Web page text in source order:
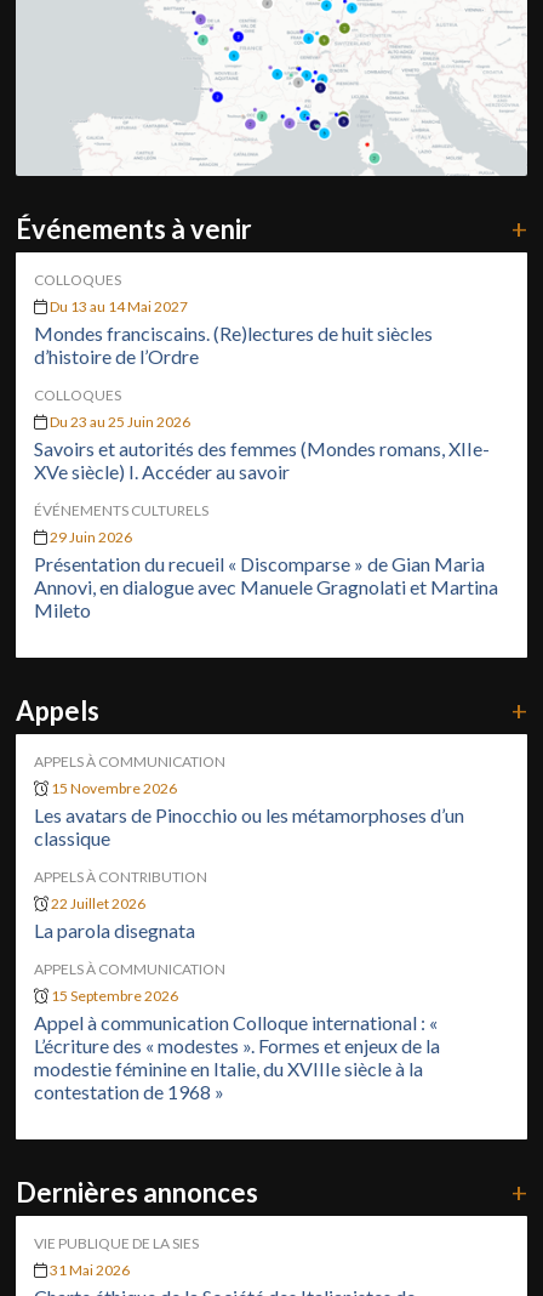
Événements à venir +
COLLOQUES
Du 13 au 14 Mai 2027
Mondes franciscains. (Re)lectures de huit siècles
d’histoire de l’Ordre
COLLOQUES
Du 23 au 25 Juin 2026
Savoirs et autorités des femmes (Mondes romans, XIIe-
XVe siècle) I. Accéder au savoir
ÉVÉNEMENTS CULTURELS
29 Juin 2026
Présentation du recueil « Discomparse » de Gian Maria
Annovi, en dialogue avec Manuele Gragnolati et Martina
Mileto
Appels +
APPELS À COMMUNICATION
15 Novembre 2026
Les avatars de Pinocchio ou les métamorphoses d’un
classique
APPELS À CONTRIBUTION
22 Juillet 2026
La parola disegnata
APPELS À COMMUNICATION
15 Septembre 2026
Appel à communication Colloque international : «
L’écriture des « modestes ». Formes et enjeux de la
modestie féminine en Italie, du XVIIIe siècle à la
contestation de 1968 »
Dernières annonces +
VIE PUBLIQUE DE LA SIES
31 Mai 2026